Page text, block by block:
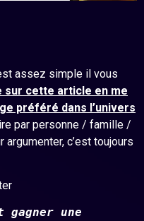
assez simple il vous
sur cette article en me
préféré dans l’univers
par personne / famille /
c’est toujours
gagner une